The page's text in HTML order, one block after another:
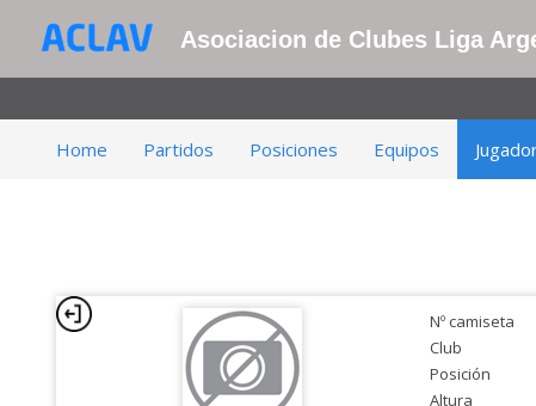
Asociacion de Clubes Liga
Home Partidos Posiciones Equipos
Nº camiseta
Club
Posición
Altura